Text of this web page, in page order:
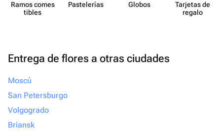
Ramos comes​
tibles
Paste​lerías Globos
Tarjetas de
regalo
Entrega de flores a otras ciudades
Moscú
San Petersburgo
Volgogrado
Briansk